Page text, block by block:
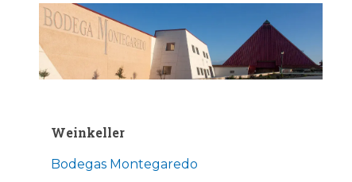
Weinkeller
Bodegas Montegaredo